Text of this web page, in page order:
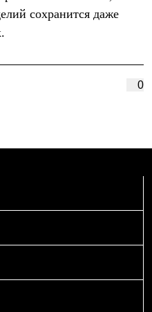
сохранится даже
0